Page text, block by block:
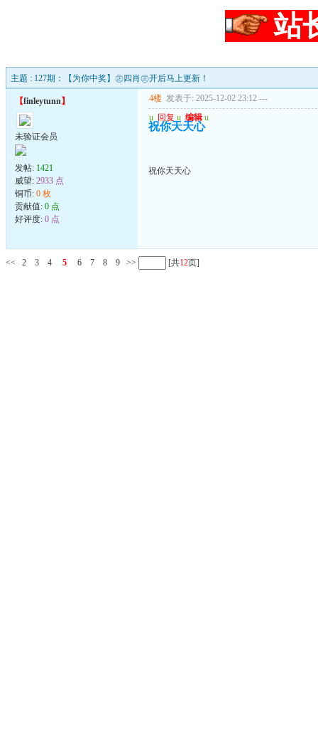
站
主题 : 127期：【为你中奖】㊣四肖㊣开后马上更新！
【finleytunn】
未验证会员
发帖: 1421
威望: 2933 点
铜币: 0 枚
贡献值: 0 点
好评度: 0 点
4楼 发表于: 2025-12-02 23:12 ---
u 回复 u 编辑 u
祝你天天心
祝你天天心
<< 2 3 4 5 6 7 8 9 >> [共12页]